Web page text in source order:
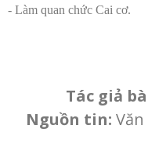
- Làm quan chức Cai cơ.
Tác giả
Nguồn tin: